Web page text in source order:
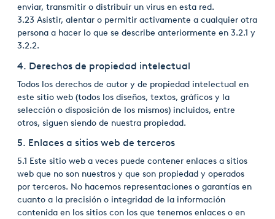
enviar, transmitir o distribuir un virus en esta red.
3.23 Asistir, alentar o permitir activamente a cualquier otra
persona a hacer lo que se describe anteriormente en 3.2.1 y
3.2.2.
4. Derechos de propiedad intelectual
Todos los derechos de autor y de propiedad intelectual en
este sitio web (todos los diseños, textos, gráficos y la
selección o disposición de los mismos) incluidos, entre
otros, siguen siendo de nuestra propiedad.
5. Enlaces a sitios web de terceros
5.1 Este sitio web a veces puede contener enlaces a sitios
web que no son nuestros y que son propiedad y operados
por terceros. No hacemos representaciones o garantías en
cuanto a la precisión o integridad de la información
contenida en los sitios con los que tenemos enlaces o en